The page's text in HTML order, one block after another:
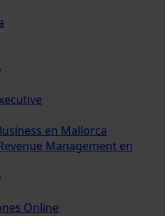
en Mallorca
Management en
Online